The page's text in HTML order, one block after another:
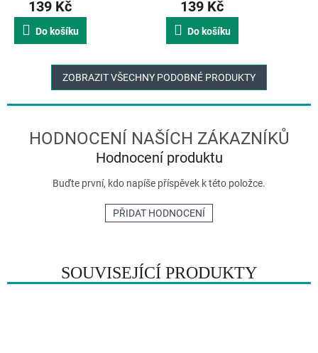
SOUVISEJÍCÍ PRODUKTY
139 Kč
Do košíku
139 Kč
Do košíku
ZOBRAZIT VŠECHNY PODOBNÉ PRODUKTY
Hodnocení produktu
Buďte první, kdo napíše příspěvek k této položce.
PŘIDAT HODNOCENÍ